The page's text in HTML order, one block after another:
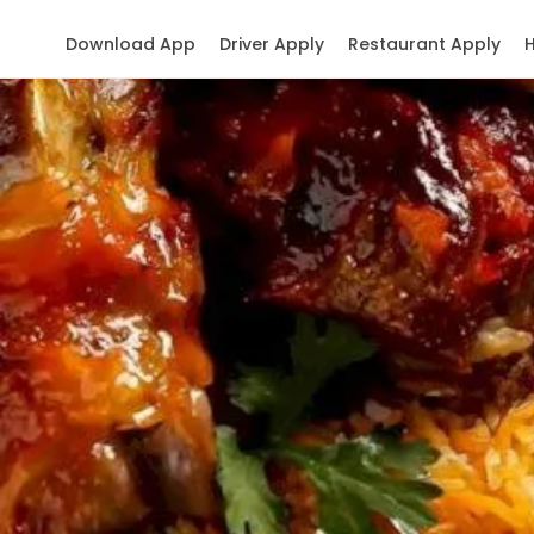
Restaurant Apply
Driver Apply
Download App